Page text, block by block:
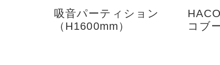
吸音パーティション
（H1600mm）
コブ